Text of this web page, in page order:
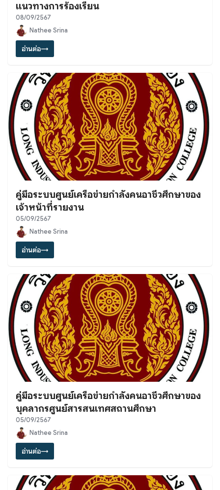
แนวทางการร้องเรียน
08/09/2567
Nathee Srina
อ่านต่อ→
คู่มือระบบศูนย์เครือข่ายกำลังคนอาชีวศึกษาของ
เจ้าหน้าที่รายงาน
05/09/2567
Nathee Srina
อ่านต่อ→
คู่มือระบบศูนย์เครือข่ายกำลังคนอาชีวศึกษาของ
บุคลากรศูนย์สารสนเทศสถานศึกษา
05/09/2567
Nathee Srina
อ่านต่อ→